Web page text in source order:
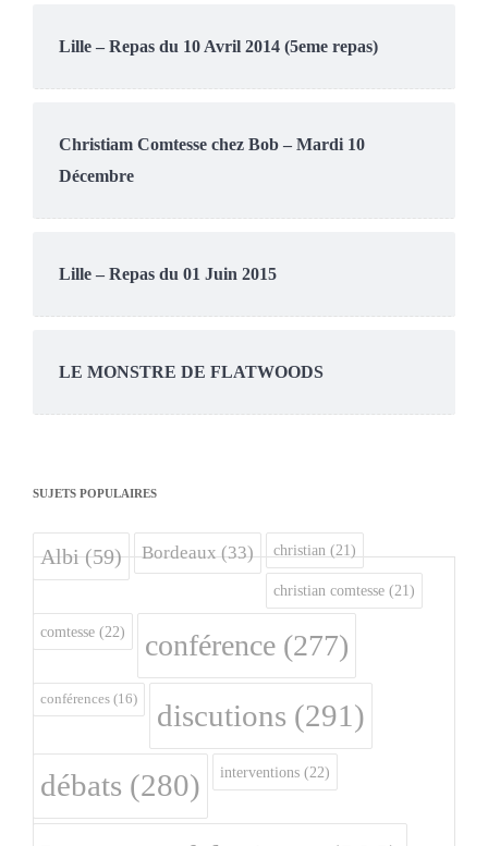
Lille – Repas du 10 Avril 2014 (5eme repas)
Christiam Comtesse chez Bob – Mardi 10
Décembre
Lille – Repas du 01 Juin 2015
LE MONSTRE DE FLATWOODS
SUJETS POPULAIRES
Albi(59) Bordeaux(33) christian (21)
christian comtesse (21)
comtesse (22) conférence (277)
conférences (16) discutions (291)
débats (280) interventions (22)